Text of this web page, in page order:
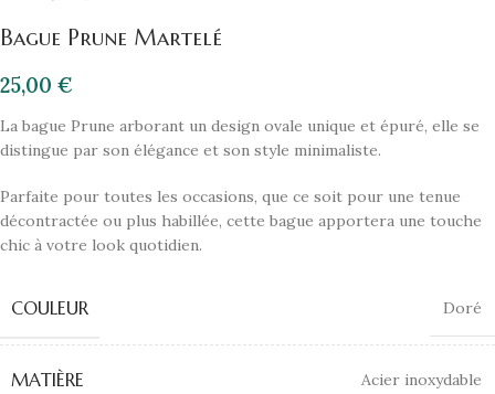
Bague Prune Martelé
25,00 €
La bague Prune arborant un design ovale unique et épuré, elle se
distingue par son élégance et son style minimaliste.
Parfaite pour toutes les occasions, que ce soit pour une tenue
décontractée ou plus habillée, cette bague apportera une touche
chic à votre look quotidien.
COULEUR Doré
MATIÈRE Acier inoxydable